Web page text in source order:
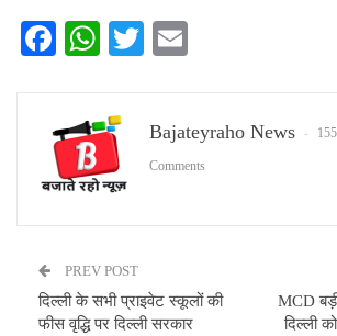
Facebook
WhatsApp
Twitter
Bajateyraho News
Comments
PREV POST
दिल्ली के सभी प्राइवेट स्कूलों की
फीस वृद्धि पर दिल्ली सरकार
MCD
दिल्ली